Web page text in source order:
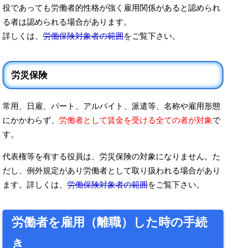
役であっても労働者的性格が強く雇用関係があると認められ
る者は認められる場合があります。
詳しくは、 労働保険対象者の範囲をご覧下さい。
労災保険
常用、日雇、パート、アルバイト、派遣等、名称や雇用形態
にかかわらず、 労働者として賃金を受ける全ての者が対象で
す。
代表権等を有する役員は、労災保険の対象になりません。た
だし、例外規定があり労働者として取り扱われる場合があり
ます。詳しくは、 労働保険対象者の範囲をご覧下さい。
労働者を雇用（離職）した時の手続
き